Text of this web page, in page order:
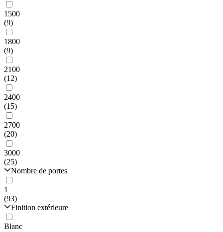
1500
(9)
1800
(9)
2100
(12)
2400
(15)
2700
(20)
3000
(25)
Nombre de portes
1
(93)
Finition extérieure
Blanc